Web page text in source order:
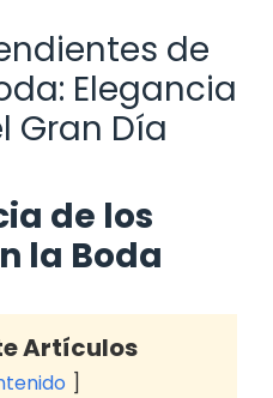
de
Elegancia
Gran Día
de los
la Boda
Artículos